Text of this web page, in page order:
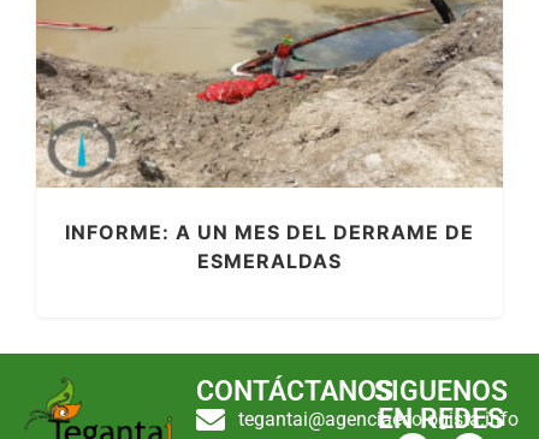
INFORME: A UN MES DEL DERRAME DE
ESMERALDAS
CONTÁCTANOS
tegantai@agenciaecologista.info
SIGUENOS
EN REDES